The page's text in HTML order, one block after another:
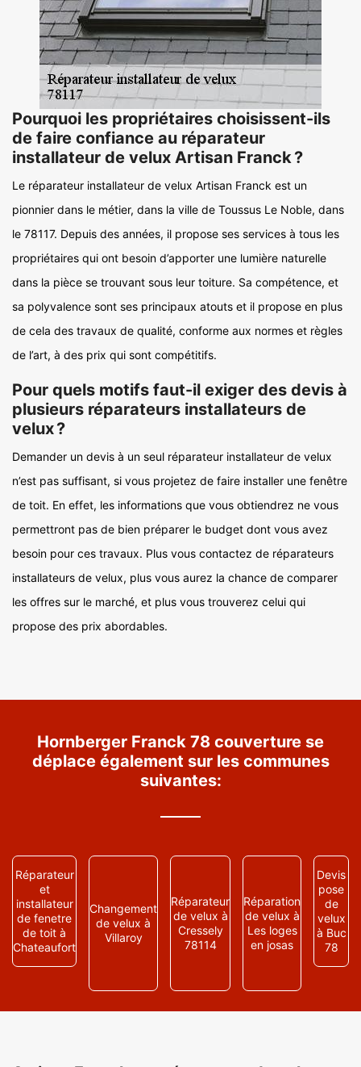
Pourquoi les propriétaires choisissent-ils
de faire confiance au réparateur
installateur de velux Artisan Franck ?
Le réparateur installateur de velux Artisan Franck est un
pionnier dans le métier, dans la ville de Toussus Le Noble, dans
le 78117. Depuis des années, il propose ses services à tous les
propriétaires qui ont besoin d’apporter une lumière naturelle
dans la pièce se trouvant sous leur toiture. Sa compétence, et
sa polyvalence sont ses principaux atouts et il propose en plus
de cela des travaux de qualité, conforme aux normes et règles
de l’art, à des prix qui sont compétitifs.
Pour quels motifs faut-il exiger des devis à
plusieurs réparateurs installateurs de
velux ?
Demander un devis à un seul réparateur installateur de velux
n’est pas suffisant, si vous projetez de faire installer une fenêtre
de toit. En effet, les informations que vous obtiendrez ne vous
permettront pas de bien préparer le budget dont vous avez
besoin pour ces travaux. Plus vous contactez de réparateurs
installateurs de velux, plus vous aurez la chance de comparer
les offres sur le marché, et plus vous trouverez celui qui
propose des prix abordables.
Hornberger Franck 78 couverture se
déplace également sur les communes
suivantes:
Réparateur
et
installateur
de fenetre
de toit à
Chateaufort
Changement
de velux à
Villaroy
Réparateur
de velux à
Cressely
78114
Réparation
de velux à
Les loges
en josas
Devis
pose
de
velux
à Buc
78